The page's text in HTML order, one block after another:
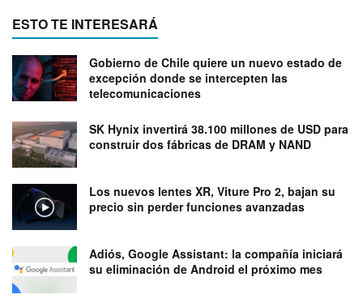
ESTO TE INTERESARÁ
Gobierno de Chile quiere un nuevo estado de
excepción donde se intercepten las
telecomunicaciones
SK Hynix invertirá 38.100 millones de USD para
construir dos fábricas de DRAM y NAND
Los nuevos lentes XR, Viture Pro 2, bajan su
precio sin perder funciones avanzadas
Adiós, Google Assistant: la compañía iniciará
su eliminación de Android el próximo mes